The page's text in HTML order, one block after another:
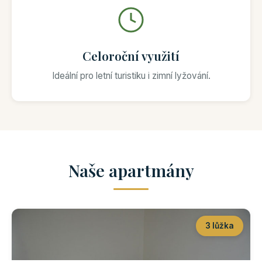
Celoroční využití
Ideální pro letní turistiku i zimní lyžování.
Naše apartmány
3 lůžka